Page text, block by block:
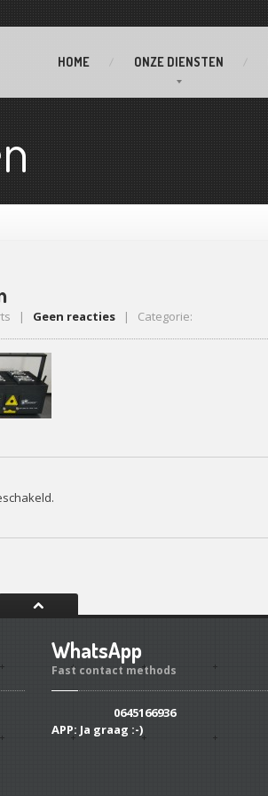
HOME ONZE DIENSTEN
| Geen reacties | Categorie:
WhatsApp
Fast contact methods
0645166936
APP: Ja graag :-)